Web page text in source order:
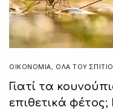
ΟΙΚΟΝΟΜΙΑ, ΌΛΑ ΤΟΥ
Γιατί τα
επιθετικά